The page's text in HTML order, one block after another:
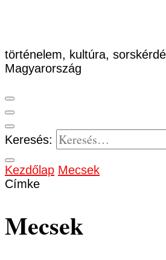
történelem, kultúra,
Magyarország
Keresés:
Kezdőlap Mecsek
Címke
Mecsek